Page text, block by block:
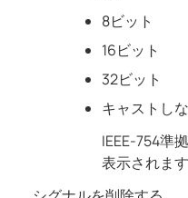
8ビット
16ビット
32ビット
キャストし
IEEE-754準
表示されます